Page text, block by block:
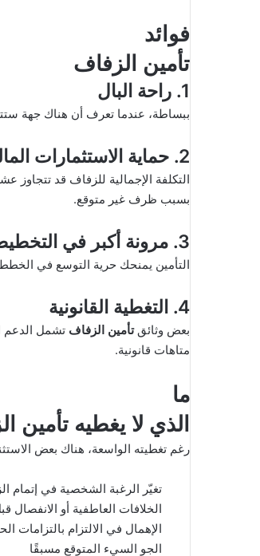
فوائد
تأمين الزفاف
1. راحة البال
ببساطة، عندما تعرف أن هناك جهة
2. حماية الاستثمارات المالية
التكلفة الإجمالية للزفاف قد تتجاوز
بسبب ظرف غير متوقع.
3. مرونة أكبر في التخطيط
التأمين يمنحك حرية التوسع في
4. التغطية القانونية
بعض وثائقتأمين الزفاف تشمل الدعم
متاهات قانونية.
ما
الذي لا يغطيه تأمين
رغم تغطيته الواسعة، هناك بعض
تغيّر الرغبة الشخصية في إتمام
الخلافات العاطفية أو الانفصال
الإهمال في الالتزام بالتزامات
الجو السيء المتوقع مسبقًا